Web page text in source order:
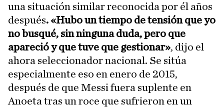
una situación similar reconocida por él años
después. «Hubo un tiempo de tensión que yo
no busqué, sin ninguna duda, pero que
apareció y que tuve que gestionar», dijo el
ahora seleccionador nacional. Se sitúa
especialmente eso en enero de 2015,
después de que Messi fuera suplente en
Anoeta tras un roce que sufrieron en un